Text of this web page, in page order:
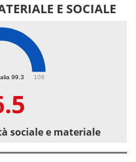
E SOCIALE
99.3 109
sociale e materiale